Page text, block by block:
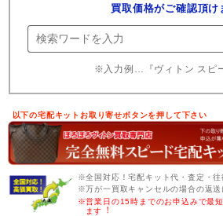
買取価格がご確認頂け
※入力例…『ヴィトン スピ
以下の宅配キットお取り寄せボタンを押して下さい
※全国対応！宅配キット代・査定・往
※万が一買取キャンセルの場合の返送
※営業日の15時までのお申込みで最
ます︕